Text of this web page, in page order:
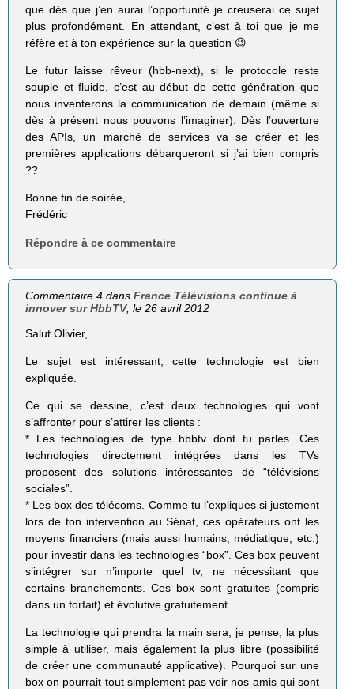
que dès que j’en aurai l’opportunité je creuserai ce sujet
plus profondément. En attendant, c’est à toi que je me
réfère et à ton expérience sur la question 😉
Le futur laisse rêveur (hbb-next), si le protocole reste
souple et fluide, c’est au début de cette génération que
nous inventerons la communication de demain (même si
dès à présent nous pouvons l’imaginer). Dès l’ouverture
des APIs, un marché de services va se créer et les
premières applications débarqueront si j’ai bien compris
??
Bonne fin de soirée,
Frédéric
Répondre à ce commentaire
Commentaire 4 dansFrance Télévisions continue à
innover sur HbbTV, le 26 avril 2012
Salut Olivier,
Le sujet est intéressant, cette technologie est bien
expliquée.
Ce qui se dessine, c’est deux technologies qui vont
s’affronter pour s’attirer les clients :
* Les technologies de type hbbtv dont tu parles. Ces
technologies directement intégrées dans les TVs
proposent des solutions intéressantes de “télévisions
sociales”.
* Les box des télécoms. Comme tu l’expliques si justement
lors de ton intervention au Sénat, ces opérateurs ont les
moyens financiers (mais aussi humains, médiatique, etc.)
pour investir dans les technologies “box”. Ces box peuvent
s’intégrer sur n’importe quel tv, ne nécessitant que
certains branchements. Ces box sont gratuites (compris
dans un forfait) et évolutive gratuitement…
La technologie qui prendra la main sera, je pense, la plus
simple à utiliser, mais également la plus libre (possibilité
de créer une communauté applicative). Pourquoi sur une
box on pourrait tout simplement pas voir nos amis qui sont